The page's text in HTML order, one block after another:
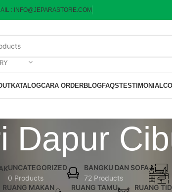
: INFO@JEPARASTORE.COM
KATALOGCARA ORDERBLOGFAQSTESTIMONIAL
Dapur
UNCATEGORIZED
0 Products
BANGKU DAN SOFA
72 Products
RUANG MAKAN
RUANG TAMU
RUANG